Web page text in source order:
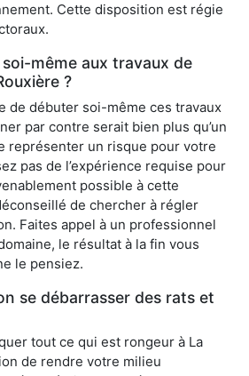
Cette disposition est régie
même aux travaux de
?
de débuter soi-même ces travaux
par contre serait bien plus qu’un
représenter un risque pour votre
pas de l’expérience requise pour
possible à cette
de chercher à régler
Faites appel à un professionnel
le résultat à la fin vous
le pensiez.
se débarrasser des rats et
tout ce qui est rongeur à La
de rendre votre milieu